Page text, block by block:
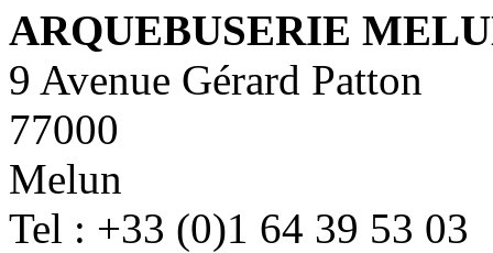
ARQUEBUSERIE
9 Avenue Gérard Patton
77000
Melun
Tel : +33 (0)1 64 39 53 03